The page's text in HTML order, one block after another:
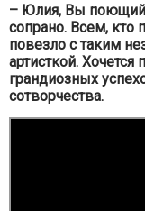
– Юлия, Вы поющий
сопрано. Всем, кто
повезло с таким
артисткой.
грандиозных
сотворчества.